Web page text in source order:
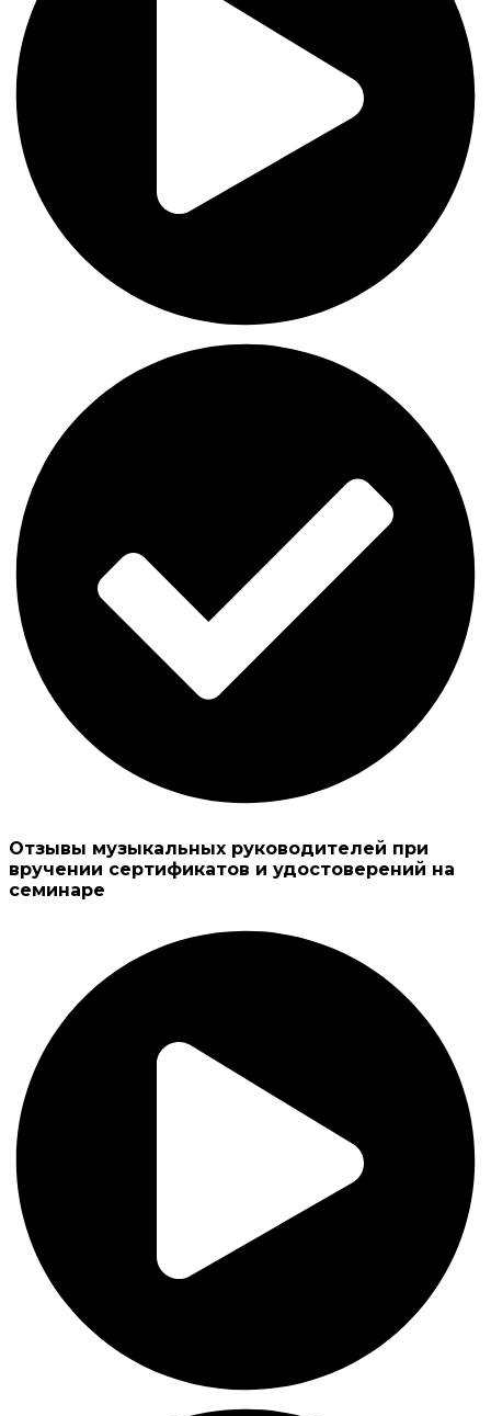
Отзывы музыкальных руководителей при
вручении сертификатов и удостоверений на
семинаре